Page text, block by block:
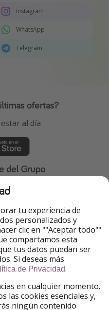
Instagram
WhatsApp
Telegram
ofertas?
al día
del Grupo
HolidayPirates
WakacyjniPiraci
Ferienpiraten
Urlaubspiraten
legal
tu experiencia de
personalizados y
clic en ""Aceptar todo""
compartamos esta
tus datos puedan ser
Si deseas más
de Privacidad.
en cualquier momento.
las cookies esenciales y,
ningún contenido